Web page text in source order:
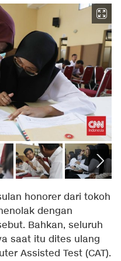
honorer dari tokoh
dengan
Bahkan, seluruh
saat itu dites ulang
Assisted Test (CAT).